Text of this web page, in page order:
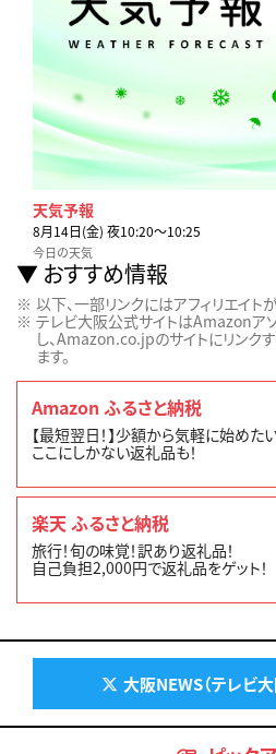
天気予報
8月14日(金) 夜10:20〜10:25
今日の天気
おすすめ情報
以下、一部リンクにはアフィリエイト
テレビ大阪公式サイトはAmazonア
し、Amazon.co.jpのサイトにリンク
ます。
Amazon ふるさと納税
【最短翌日！】少額から気軽に始めた
ここにしかない返礼品も！
楽天 ふるさと納税
旅行！旬の味覚！訳あり返礼品！
自己負担2,000円で返礼品をゲット！
大阪NEWS（テレビ